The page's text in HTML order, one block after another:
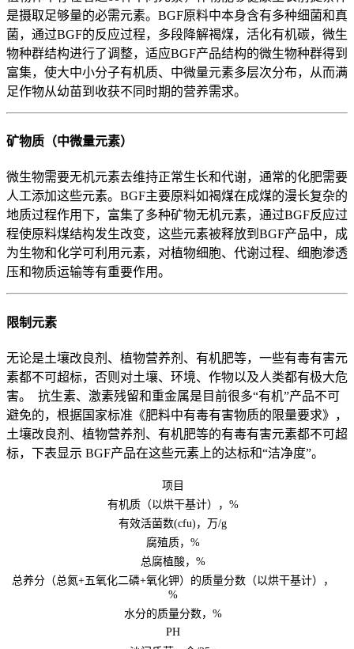
是摄取足够量的必需元素。BGF原料中本身含有多种细菌和真
菌，通过BGF的反应过程，多段降解褐煤，活化有机碳，微生
物种群结构进行了调整，适应BGF产品结构的微生物种群得到
富集，使大中小分子有机质、中微量元素多层次分布，从而满
足作物从幼苗到收获不同时期的营养需求。
矿物质（中微量元素）
微生物需要无机元素去维持正常生长和代谢，通常的化肥需要
人工添加这些元素。BGF主要原料如褐煤在成煤的漫长复杂的
地质过程作用下，富集了多种矿物无机元素，通过BGF反应过
程使原料煤结构发生改变，这些元素被释放到BGF产品中，成
为生物和化学可利用元素，对植物细胞、代谢过程、细胞渗透
压和物质运输等有重要作用。
限制元素
无论是土壤改良剂、植物营养剂、有机肥等，一些有毒有害元
素都不可超标，否则对土壤、环境、作物以及人类都有极大危
害。 抗生素、激素残留和重金属是目前很多“有机”产品不可
避免的，根据国家标准《肥料中有毒有害物质的限量要求》，
土壤改良剂、植物营养剂、有机肥等的有毒有害元素都不可超
标，下表显示 BGF产品在这些元素上的达标和“洁净度”。
项目
有机质（以烘干基计），%
有效活菌数(cfu)，万/g
腐殖质，%
总腐植酸，%
总养分（总氮+五氧化二磷+氧化钾）的质量分数（以烘干基计），
%
水分的质量分数，%
PH